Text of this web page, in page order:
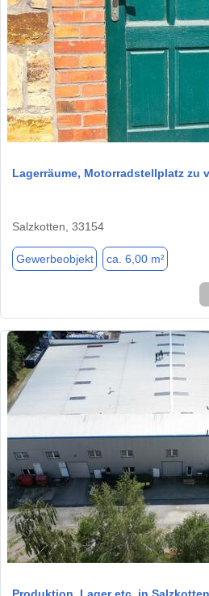
Lagerräume, Motorradstellplatz zu
Salzkotten, 33154
Gewerbeobjekt ca. 6,00 m²